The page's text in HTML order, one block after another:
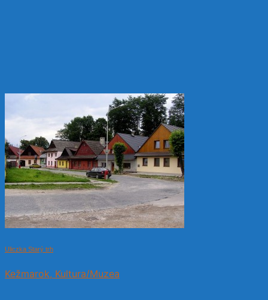
Uliczka Starý trh
Kežmarok, Kultura/Muzea